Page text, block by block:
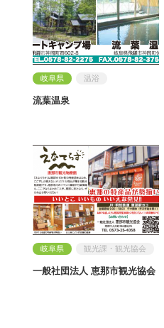
岐阜県 温浴
流葉温泉
岐阜県 観光課・観光協会
一般社団法人 恵那市観光協会